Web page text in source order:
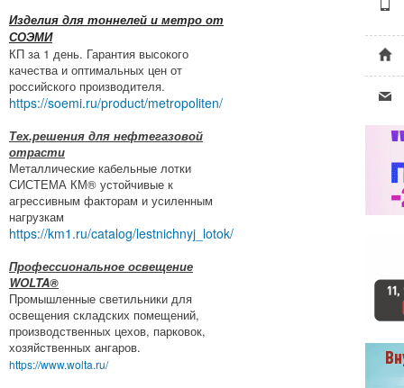
Изделия для тоннелей и метро от
СОЭМИ
КП за 1 день. Гарантия высокого
качества и оптимальных цен от
российского производителя.
https://soemi.ru/product/metropoliten/
Тех.решения для нефтегазовой
отрасти
Металлические кабельные лотки
СИСТЕМА КМ® устойчивые к
агрессивным факторам и усиленным
нагрузкам
https://km1.ru/catalog/lestnichnyj_lotok/
Профессиональное освещение
WOLTA®
Промышленные светильники для
освещения складских помещений,
производственных цехов, парковок,
хозяйственных ангаров.
https://www.wolta.ru/